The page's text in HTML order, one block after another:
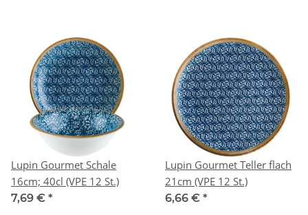
Lupin Gourmet Schale
16cm; 40cl (VPE 12 St.)
7,69 € *
Lupin Gourmet Teller flach
21cm (VPE 12 St.)
6,66 € *